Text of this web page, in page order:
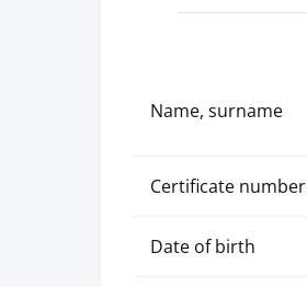
Name, surname
Certificate number
Date of birth